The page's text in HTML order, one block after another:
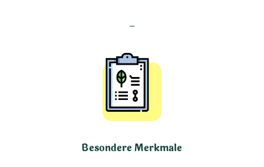
–
Besondere Merkmale